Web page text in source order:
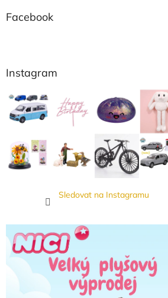
Facebook
Instagram
Sledovat na Instagramu